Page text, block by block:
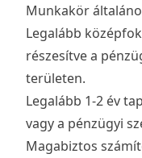
Munkakör
Legalább
részesítve a
területen.
Legalább 1-2 év
vagy a pénzügyi
Magabiztos